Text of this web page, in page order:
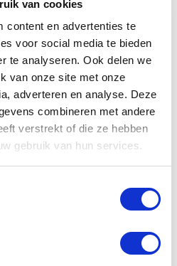
van cookies
content en advertenties te
voor social media te bieden
te analyseren. Ook delen we
van onze site met onze
adverteren en analyse. Deze
combineren met andere
verstrekt of die ze hebben
gebruik van hun services.